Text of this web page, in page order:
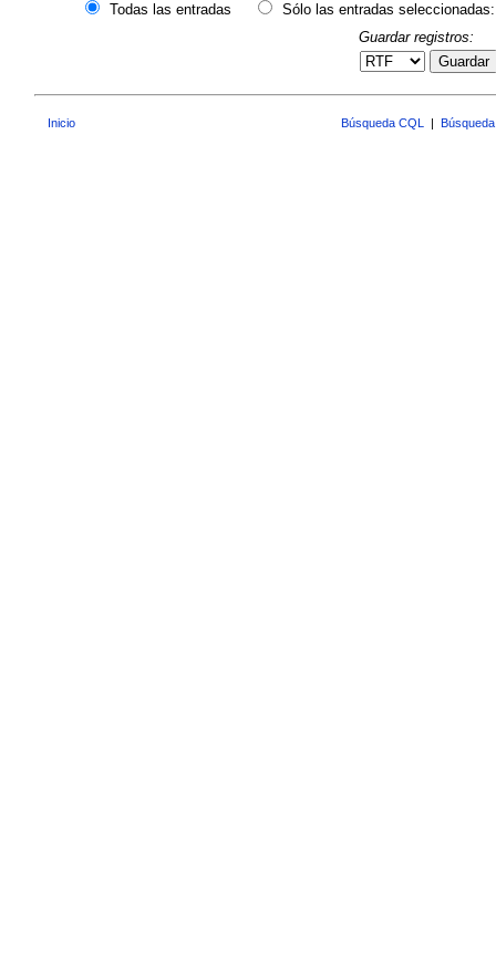
Todas las entradas
Sólo las entradas seleccionadas:
Guardar registros:
Guardar
Inicio Búsqueda CQL